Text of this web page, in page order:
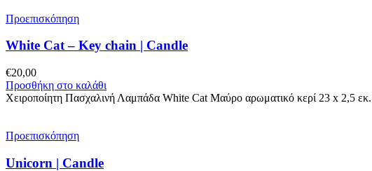
Προεπισκόπηση
White Cat – Key chain | Candle
€20,00
Προσθήκη στο καλάθι
Χειροποίητη Πασχαλινή Λαμπάδα White Cat Mαύρο αρωματικό κερί 23 x 2,5
Προεπισκόπηση
Unicorn | Candle